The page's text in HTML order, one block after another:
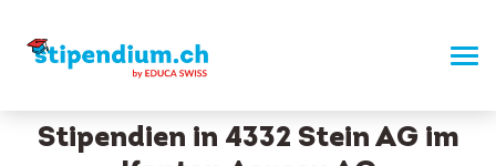
Stipendien in 4332 Stein AG im